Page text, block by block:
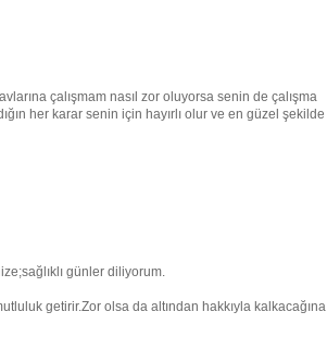
çalışmam nasıl zor oluyorsa senin de çalışma
her karar senin için hayırlı olur ve en güzel şekilde
günler diliyorum.
getirir.Zor olsa da altından hakkıyla kalkacağına